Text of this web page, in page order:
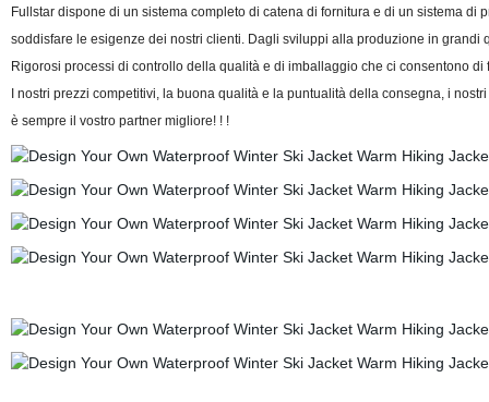
Fullstar dispone di un sistema completo di catena di fornitura e di un sistema
soddisfare le esigenze dei nostri clienti. Dagli sviluppi alla produzione in
Rigorosi processi di controllo della qualità e di imballaggio che ci consentono
I nostri prezzi competitivi, la buona qualità e la puntualità della consegna, i
è sempre il vostro partner migliore! ! !